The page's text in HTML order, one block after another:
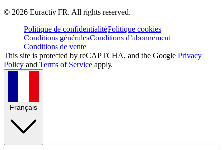
© 2026 Euractiv FR. All rights reserved.
Politique de confidentialitéPolitique cookies
Conditions généralesConditions d’abonnement
Conditions de vente
This site is protected by reCAPTCHA, and the Google Privacy
Policy and Terms of Service apply.
Français